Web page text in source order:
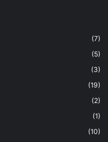
(7)
(5)
(3)
(19)
(2)
(1)
(10)